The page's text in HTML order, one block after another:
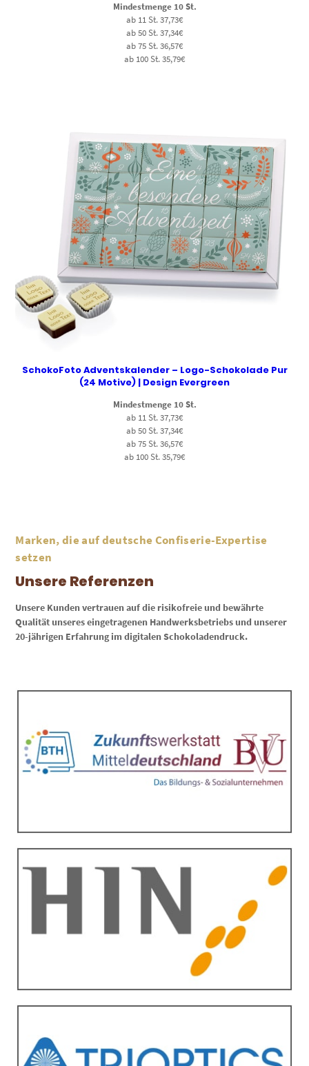
Mindestmenge 10 St.
ab 11 St. 37,73€
ab 50 St. 37,34€
ab 75 St. 36,57€
ab 100 St. 35,79€
SchokoFoto Adventskalender – Logo-Schokolade Pur
(24 Motive) | Design Evergreen
Mindestmenge 10 St.
ab 11 St. 37,73€
ab 50 St. 37,34€
ab 75 St. 36,57€
ab 100 St. 35,79€
Marken, die auf deutsche Confiserie-Expertise
setzen
Unsere Referenzen
Unsere Kunden vertrauen auf die risikofreie und bewährte
Qualität unseres eingetragenen Handwerksbetriebs und unserer
20-jährigen Erfahrung im digitalen Schokoladendruck.